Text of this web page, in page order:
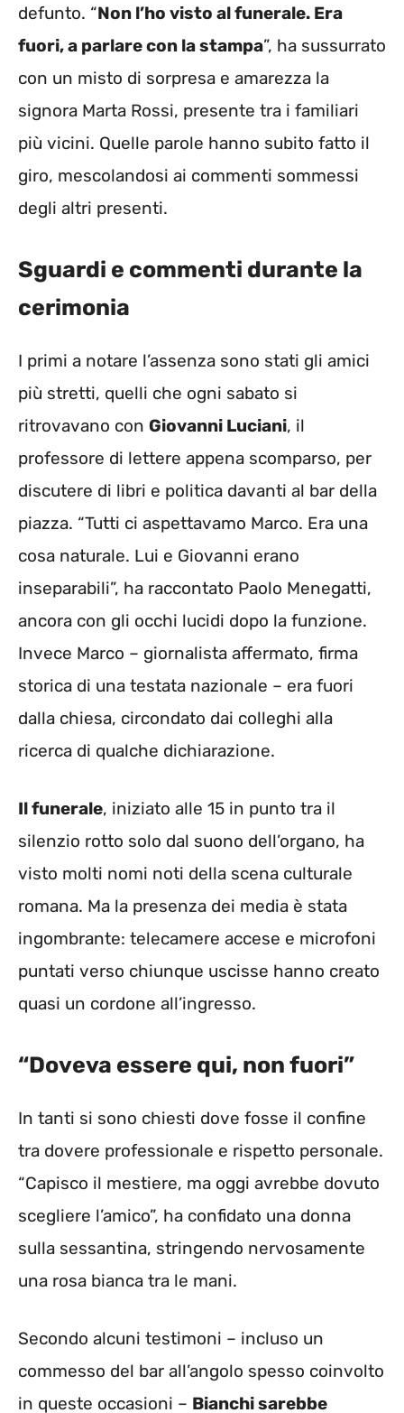
defunto. “Non l’ho visto al funerale. Era
fuori, a parlare con la stampa”, ha sussurrato
con un misto di sorpresa e amarezza la
signora Marta Rossi, presente tra i familiari
più vicini. Quelle parole hanno subito fatto il
giro, mescolandosi ai commenti sommessi
degli altri presenti.
Sguardi e commenti durante la
cerimonia
I primi a notare l’assenza sono stati gli amici
più stretti, quelli che ogni sabato si
ritrovavano con Giovanni Luciani, il
professore di lettere appena scomparso, per
discutere di libri e politica davanti al bar della
piazza. “Tutti ci aspettavamo Marco. Era una
cosa naturale. Lui e Giovanni erano
inseparabili”, ha raccontato Paolo Menegatti,
ancora con gli occhi lucidi dopo la funzione.
Invece Marco – giornalista affermato, firma
storica di una testata nazionale – era fuori
dalla chiesa, circondato dai colleghi alla
ricerca di qualche dichiarazione.
Il funerale, iniziato alle 15 in punto tra il
silenzio rotto solo dal suono dell’organo, ha
visto molti nomi noti della scena culturale
romana. Ma la presenza dei media è stata
ingombrante: telecamere accese e microfoni
puntati verso chiunque uscisse hanno creato
quasi un cordone all’ingresso.
“Doveva essere qui, non fuori”
In tanti si sono chiesti dove fosse il confine
tra dovere professionale e rispetto personale.
“Capisco il mestiere, ma oggi avrebbe dovuto
scegliere l’amico”, ha confidato una donna
sulla sessantina, stringendo nervosamente
una rosa bianca tra le mani.
Secondo alcuni testimoni – incluso un
commesso del bar all’angolo spesso coinvolto
in queste occasioni – Bianchi sarebbe